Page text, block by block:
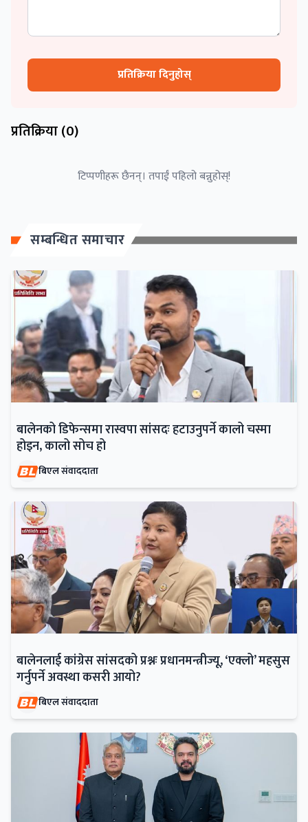
प्रतिक्रिया दिनुहोस्
प्रतिक्रिया (0)
टिप्पणीहरू छैनन्। तपाईं पहिलो बन्नुहोस्!
सम्बन्धित समाचार
बालेनको डिफेन्समा रास्वपा सांसदः हटाउनुपर्ने कालो चस्मा
होइन, कालो सोच हो
बिएल संवाददाता
बालेनलाई कांग्रेस सांसदको प्रश्नः प्रधानमन्त्रीज्यू, ‘एक्लो’ महसुस
गर्नुपर्ने अवस्था कसरी आयो?
बिएल संवाददाता